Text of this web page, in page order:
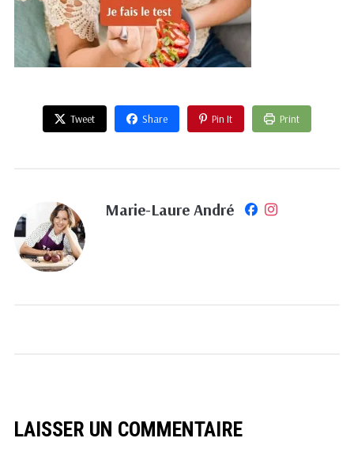
Tweet Share Pin It Print
Marie-Laure André
LAISSER UN COMMENTAIRE